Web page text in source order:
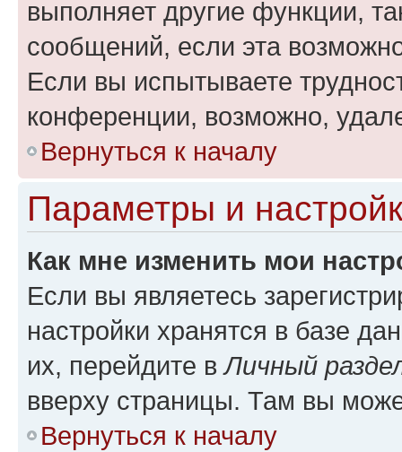
выполняет другие функции,
сообщений, если эта
Если вы испытываете
конференции, возможно,
Вернуться к началу
Параметры и
Как мне изменить мои
Если вы являетесь
настройки хранятся в базе
их, перейдите вЛичный
вверху страницы. Там вы
Вернуться к началу